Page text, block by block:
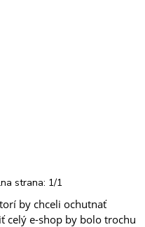
strana: 1/1
by chceli ochutnať
celý e-shop by bolo trochu